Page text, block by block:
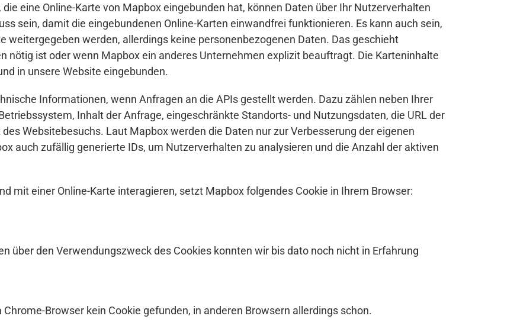
eine Online-Karte von Mapbox eingebunden hat, können Daten über Ihr Nutzerverhalten
sein, damit die eingebundenen Online-Karten einwandfrei funktionieren. Es kann auch sein,
weitergegeben werden, allerdings keine personenbezogenen Daten. Das geschieht
nötig ist oder wenn Mapbox ein anderes Unternehmen explizit beauftragt. Die Karteninhalte
in unsere Website eingebunden.
Informationen, wenn Anfragen an die APIs gestellt werden. Dazu zählen neben Ihrer
Inhalt der Anfrage, eingeschränkte Standorts- und Nutzungsdaten, die URL der
Websitebesuchs. Laut Mapbox werden die Daten nur zur Verbesserung der eigenen
auch zufällig generierte IDs, um Nutzerverhalten zu analysieren und die Anzahl der aktiven
mit einer Online-Karte interagieren, setzt Mapbox folgendes Cookie in Ihrem Browser:
über den Verwendungszweck des Cookies konnten wir bis dato noch nicht in Erfahrung
Browser kein Cookie gefunden, in anderen Browsern allerdings schon.